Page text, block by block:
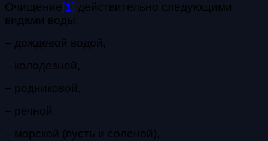
Очищение [1] действительно следующими
видами воды:
– дождевой водой,
– колодезной,
– родниковой,
– речной,
– морской (пусть и соленой),